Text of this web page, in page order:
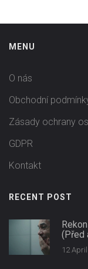
MENU
O nás
Obchodní
Zásady ochrany
GDPR
Kontakt
RECENT POST
(Před
12